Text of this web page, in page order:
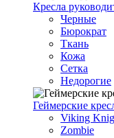
Кресла
Черные
Бюрократ
Ткань
Кожа
Сетка
Недорогие
Геймерские
Viking
Zombie